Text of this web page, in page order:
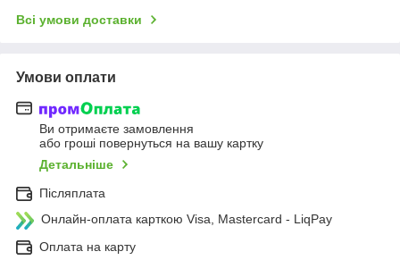
Всі умови доставки
Умови оплати
Ви отримаєте замовлення
або гроші повернуться на вашу картку
Детальніше
Післяплата
Онлайн-оплата карткою Visa, Mastercard - LiqPay
Оплата на карту